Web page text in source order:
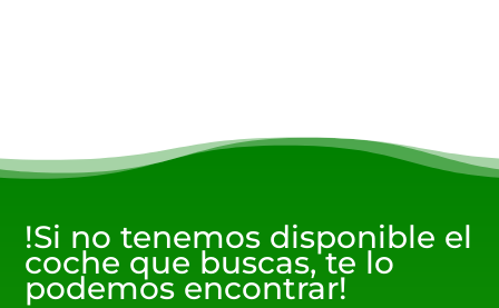
!Si no tenemos disponible el
coche que buscas, te lo
podemos encontrar!